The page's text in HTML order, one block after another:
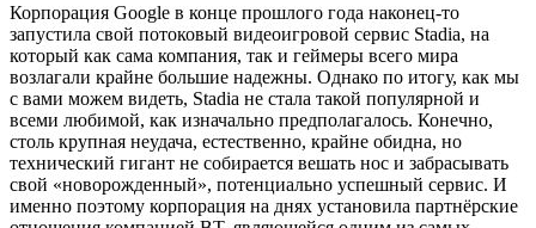
Корпорация Google в конце прошлого года наконец-то
запустила свой потоковый видеоигровой сервис Stadia, на
который как сама компания, так и геймеры всего мира
возлагали крайне большие надежны. Однако по итогу, как мы
с вами можем видеть, Stadia не стала такой популярной и
всеми любимой, как изначально предполагалось. Конечно,
столь крупная неудача, естественно, крайне обидна, но
технический гигант не собирается вешать нос и забрасывать
свой «новорожденный», потенциально успешный сервис. И
именно поэтому корпорация на днях установила партнёрские